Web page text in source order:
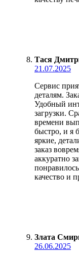
Тася
21.07.2025
Сервис
деталям.
Удобный
загрузки.
времени
быстро, и я
яркие,
заказ
аккуратно
качество и
Злата
26.06.2025